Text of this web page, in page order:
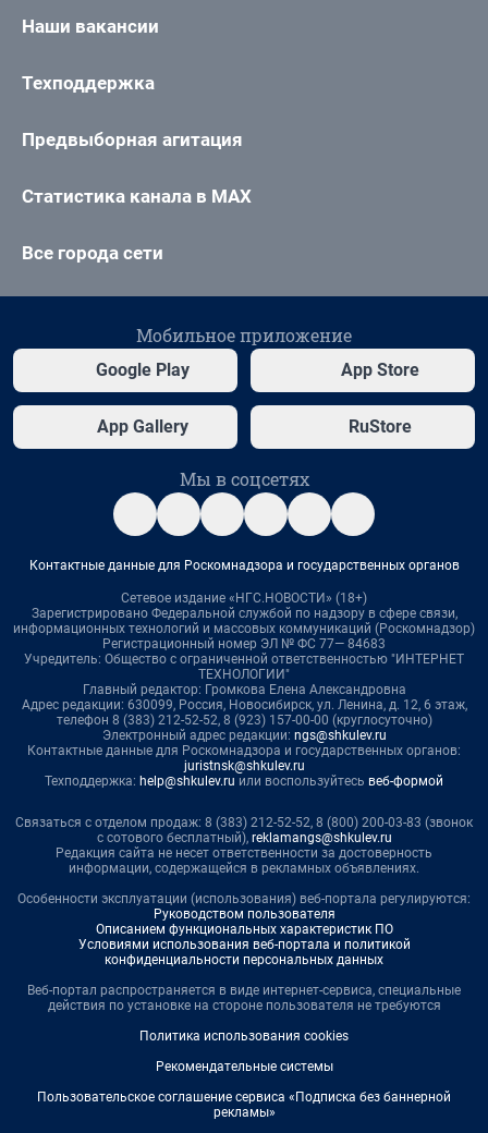
Наши вакансии
Техподдержка
Предвыборная агитация
Статистика канала в MAX
Все города сети
Мобильное приложение
Google Play App Store
App Gallery RuStore
Мы в соцсетях
Контактные данные для Роскомнадзора и государственных органов
Сетевое издание «НГС.НОВОСТИ» (18+)
Зарегистрировано Федеральной службой по надзору в сфере связи,
информационных технологий и массовых коммуникаций (Роскомнадзор)
Регистрационный номер ЭЛ № ФС 77— 84683
Учредитель: Общество с ограниченной ответственностью "ИНТЕРНЕТ
ТЕХНОЛОГИИ"
Главный редактор: Громкова Елена Александровна
Адрес редакции: 630099, Россия, Новосибирск, ул. Ленина, д. 12, 6 этаж,
телефон 8 (383) 212-52-52, 8 (923) 157-00-00 (круглосуточно)
Электронный адрес редакции: ngs@shkulev.ru
Контактные данные для Роскомнадзора и государственных органов:
juristnsk@shkulev.ru
Техподдержка: help@shkulev.ru или воспользуйтесь веб-формой
Связаться с отделом продаж: 8 (383) 212-52-52, 8 (800) 200-03-83 (звонок
с сотового бесплатный), reklamangs@shkulev.ru
Редакция сайта не несет ответственности за достоверность
информации, содержащейся в рекламных объявлениях.
Особенности эксплуатации (использования) веб-портала регулируются:
Руководством пользователя
Описанием функциональных характеристик ПО
Условиями использования веб-портала и политикой
конфиденциальности персональных данных
Веб-портал распространяется в виде интернет-сервиса, специальные
действия по установке на стороне пользователя не требуются
Политика использования cookies
Рекомендательные системы
Пользовательское соглашение сервиса «Подписка без баннерной
рекламы»